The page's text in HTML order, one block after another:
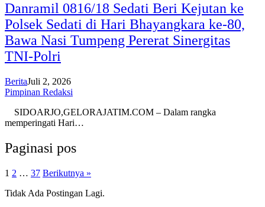
Danramil 0816/18 Sedati Beri Kejutan ke
Polsek Sedati di Hari Bhayangkara ke-80,
Bawa Nasi Tumpeng Pererat Sinergitas
TNI-Polri
BeritaJuli 2, 2026
Pimpinan Redaksi
SIDOARJO,GELORAJATIM.COM – Dalam rangka
memperingati Hari…
Paginasi pos
1 2 … 37 Berikutnya »
Tidak Ada Postingan Lagi.